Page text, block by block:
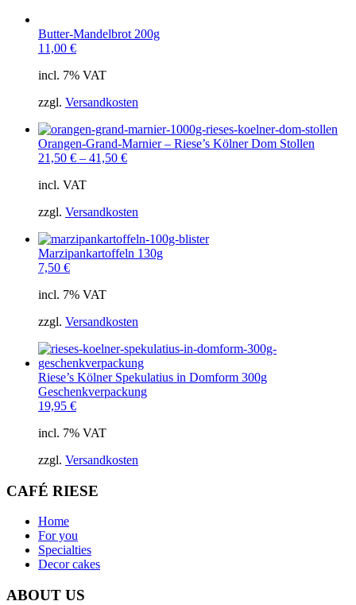
Butter-Mandelbrot 200g
11,00 €
incl. 7% VAT
zzgl. Versandkosten
Orangen-Grand-Marnier – Riese’s Kölner Dom Stollen
21,50 € – 41,50 €
incl. VAT
zzgl. Versandkosten
Marzipankartoffeln 130g
7,50 €
incl. 7% VAT
zzgl. Versandkosten
Riese’s Kölner Spekulatius in Domform 300g
Geschenkverpackung
19,95 €
incl. 7% VAT
zzgl. Versandkosten
CAFÉ RIESE
Home
For you
Specialties
Decor cakes
ABOUT US